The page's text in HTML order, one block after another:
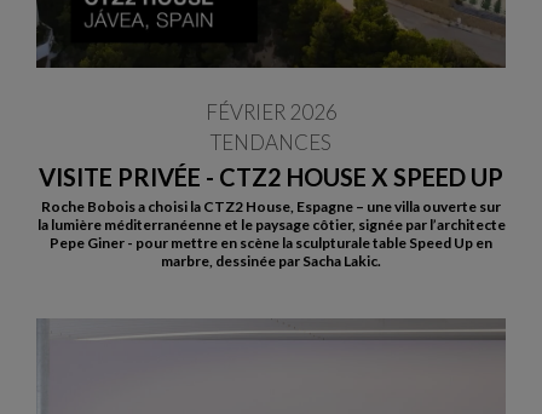
VISITE PRIVÉE - CTZ2 HOUSE X SPEED UP
FÉVRIER 2026
TENDANCES
Roche Bobois a choisi la CTZ2 House, Espagne – une villa ouverte sur
la lumière méditerranéenne et le paysage côtier, signée par l’architecte
Pepe Giner - pour mettre en scène la sculpturale table Speed Up en
marbre, dessinée par Sacha Lakic.